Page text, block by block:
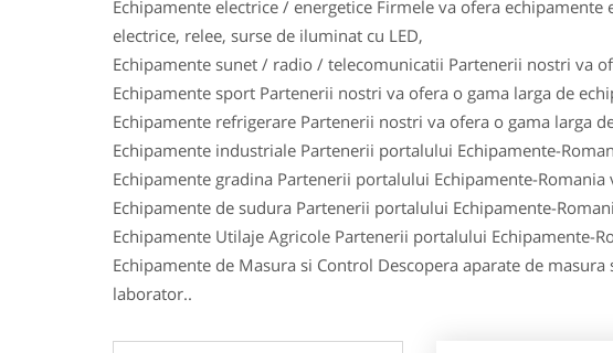
Echipamente electrice / energetice Firmele va ofera
electrice, relee, surse de iluminat cu LED,
Echipamente sunet / radio / telecomunicatii Partenerii nostri va
Echipamente sport Partenerii nostri va ofera o gama larga de
Echipamente refrigerare Partenerii nostri va ofera o gama larga
Echipamente industriale Partenerii portalului Echipamente-
Echipamente gradina Partenerii portalului Echipamente-
Echipamente de sudura Partenerii portalului Echipamente-
Echipamente Utilaje Agricole Partenerii portalului Echipamente-
Echipamente de Masura si Control Descopera aparate de
laborator..